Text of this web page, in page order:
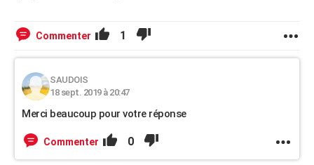
Commenter 1
SAUDOIS
18 sept. 2019 à 20:47
Merci beaucoup pour votre réponse
Commenter 0